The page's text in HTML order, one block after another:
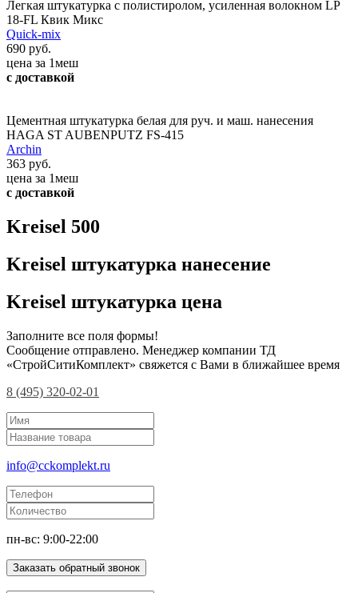
Легкая штукатурка с полистиролом, усиленная волокном LP
18-FL Квик Микс
Quick-mix
690 руб.
цена за 1меш
с доставкой
Цементная штукатурка белая для руч. и маш. нанесения
HAGA ST AUBENPUTZ FS-415
Archin
363 руб.
цена за 1меш
с доставкой
Kreisel 500
Kreisel штукатурка нанесение
Kreisel штукатурка цена
Заполните все поля формы!
Сообщение отправлено. Менеджер компании ТД
«СтройСитиКомплект» свяжется с Вами в ближайшее время
8 (495) 320-02-01
info@cckomplekt.ru
пн-вс: 9:00-22:00
Заказать обратный звонок